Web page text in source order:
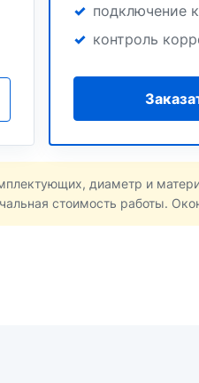
подключение
контроль
диаметр и
стоимость работы.